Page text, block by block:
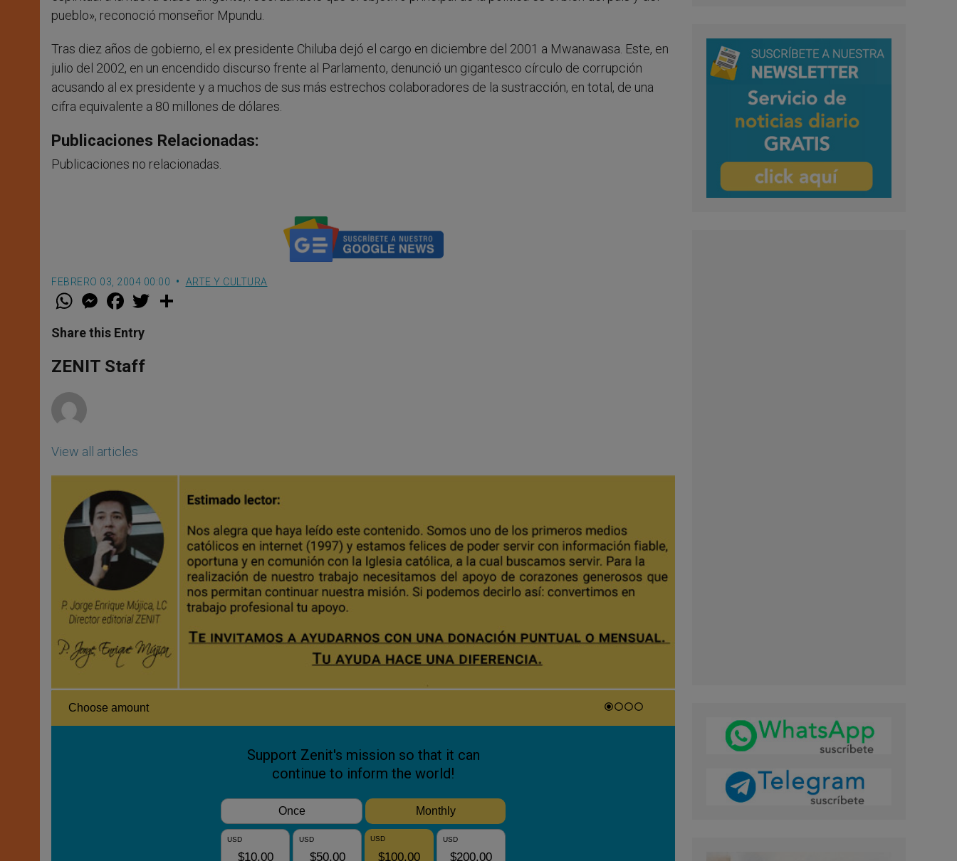
pueblo», reconoció monseñor Mpundu.
Tras diez años de gobierno, el ex presidente Chiluba dejó el cargo en diciembre del 2001 a Mwanawasa. Este, en
julio del 2002, en un encendido discurso frente al Parlamento, denunció un gigantesco círculo de corrupción
acusando al ex presidente y a muchos de sus más estrechos colaboradores de la sustracción, en total, de una
cifra equivalente a 80 millones de dólares.
Publicaciones Relacionadas:
Publicaciones no relacionadas.
FEBRERO 03, 2004 00:00 ARTE Y CULTURA
W
t
s
p
p
M
e
s
e
g
e
F
a
e
b
o
k
w
Share this Entry
ZENIT Staff
View all articles